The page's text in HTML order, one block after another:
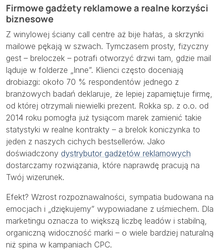
Firmowe gadżety reklamowe a realne korzyści
biznesowe
Z winylowej ściany call centre aż bije hałas, a skrzynki
mailowe pękają w szwach. Tymczasem prosty, fizyczny
gest – breloczek – potrafi otworzyć drzwi tam, gdzie mail
ląduje w folderze „Inne”. Klienci często doceniają
drobiazgi: około 70 % respondentów jednego z
branżowych badań deklaruje, że lepiej zapamiętuje firmę,
od której otrzymali niewielki prezent. Rokka sp. z o.o. od
2014 roku pomogła już tysiącom marek zamienić takie
statystyki w realne kontrakty – a brelok koniczynka to
jeden z naszych cichych bestsellerów. Jako
doświadczony dystrybutor gadżetów reklamowych
dostarczamy rozwiązania, które naprawdę pracują na
Twój wizerunek.
Efekt? Wzrost rozpoznawalności, sympatia budowana na
emocjach i „dziękujemy” wypowiadane z uśmiechem. Dla
marketingu oznacza to większą liczbę leadów i stabilną,
organiczną widoczność marki – o wiele bardziej naturalną
niż spina w kampaniach CPC.